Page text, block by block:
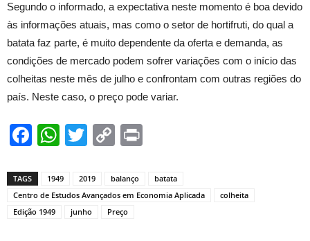
Segundo o informado, a expectativa neste momento é boa devido
às informações atuais, mas como o setor de hortifruti, do qual a
batata faz parte, é muito dependente da oferta e demanda, as
condições de mercado podem sofrer variações com o início das
colheitas neste mês de julho e confrontam com outras regiões do
país. Neste caso, o preço pode variar.
Facebook
WhatsApp
TwitterCopy
TAGS 1949 2019 balanço
batata
Centro de Estudos Avançados em Economia Aplicada
colheita
Edição 1949
junho Preço